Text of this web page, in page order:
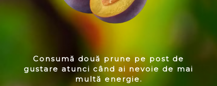
Consumă două prune pe post de
gustare atunci când ai nevoie de mai
multă energie.